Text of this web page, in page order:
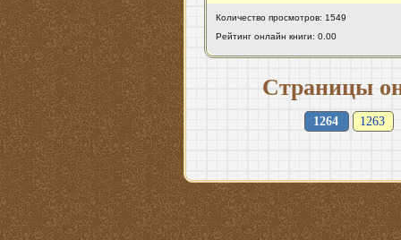
Количество просмотров: 1549
Рейтинг онлайн книги: 0.00
Страницы
1264 1263